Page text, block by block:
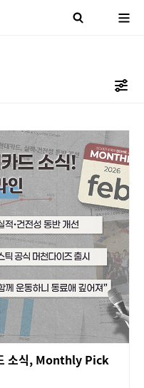
소식, Monthly Pick